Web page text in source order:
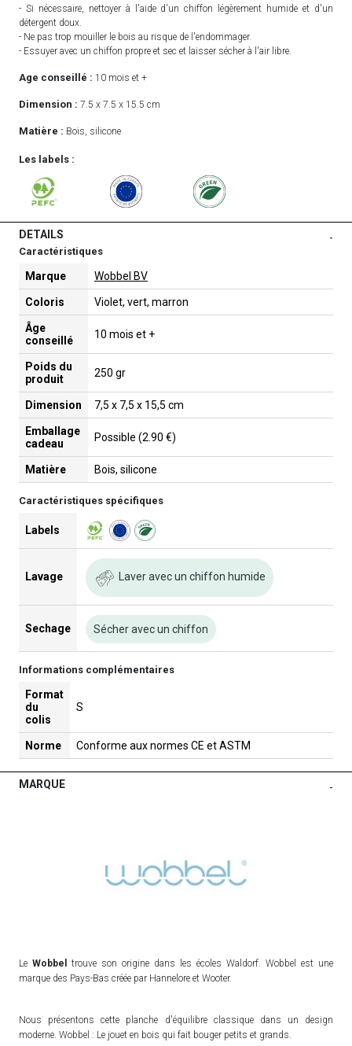
- Si nécessaire, nettoyer à l'aide d'un chiffon légèrement humide et d'un
détergent doux.
- Ne pas trop mouiller le bois au risque de l'endommager.
- Essuyer avec un chiffon propre et sec et laisser sécher à l'air libre.
Age conseillé : 10 mois et +
Dimension : 7.5 x 7.5 x 15.5 cm
Matière : Bois, silicone
Les labels :
DETAILS -
Caractéristiques
Marque Wobbel BV
Coloris Violet, vert, marron
Âge
conseillé
10 mois et +
Poids du
produit
250 gr
Dimension 7,5 x 7,5 x 15,5 cm
Emballage
cadeau
Possible (2.90 €)
Matière Bois, silicone
Caractéristiques spécifiques
Labels
Lavage Laver avec un chiffon humide
Sechage Sécher avec un chiffon
Informations complémentaires
Format
du
colis
S
Norme Conforme aux normes CE et ASTM
MARQUE -
Le Wobbel
trouve son origine dans les écoles Waldorf. Wobbel est une
marque des Pays-Bas créée par Hannelore et Wooter.
Nous présentons cette planche d'équilibre classique dans un design
moderne. Wobbel : Le jouet en bois qui fait bouger petits et grands.